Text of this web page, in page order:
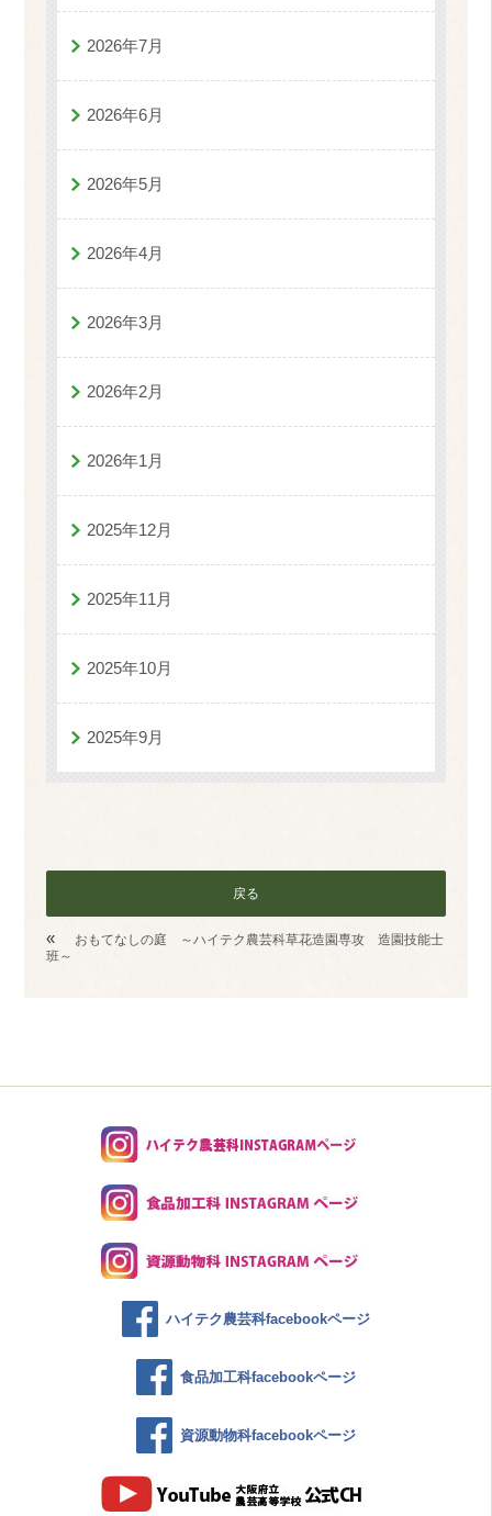
2026年7月
2026年6月
2026年5月
2026年4月
2026年3月
2026年2月
2026年1月
2025年12月
2025年11月
2025年10月
2025年9月
戻る
«
おもてなしの庭 ～ハイテク農芸科草花造園専攻 造園技能士
班～
ハイテク農芸科facebookページ
食品加工科facebookページ
資源動物科facebookページ